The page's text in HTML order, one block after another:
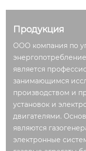
уске.
Продукция
OOO компания по
является
занимающимся
производством и
установок и
двигателями.
являются
электронные